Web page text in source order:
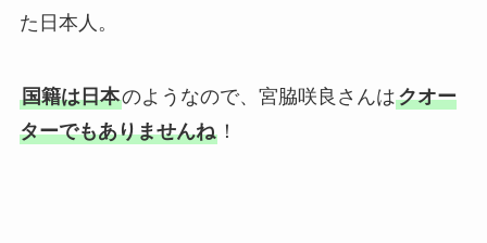
た日本人。
国籍は日本のようなので、宮脇咲良さんはクオー
ターでもありませんね！